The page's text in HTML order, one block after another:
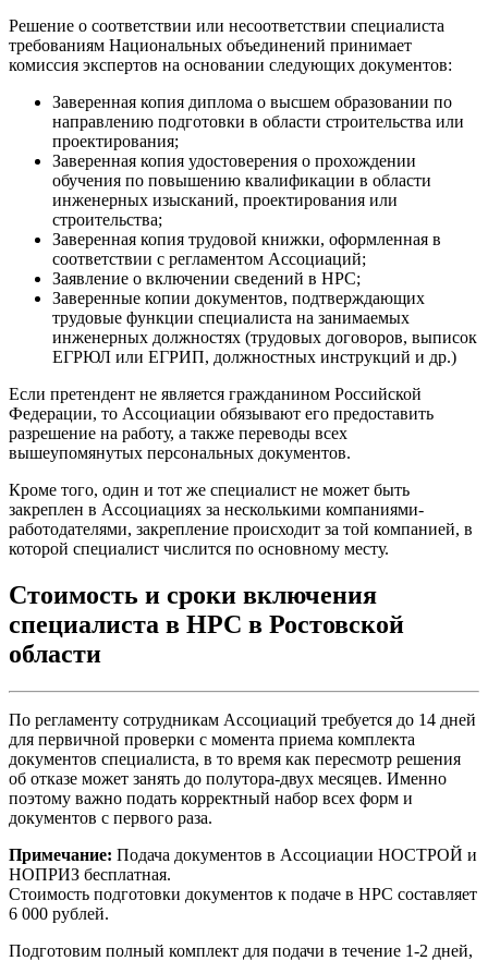
Решение о соответствии или несоответствии специалиста
требованиям Национальных объединений принимает
комиссия экспертов на основании следующих документов:
Заверенная копия диплома о высшем образовании по
направлению подготовки в области строительства или
проектирования;
Заверенная копия удостоверения о прохождении
обучения по повышению квалификации в области
инженерных изысканий, проектирования или
строительства;
Заверенная копия трудовой книжки, оформленная в
соответствии с регламентом Ассоциаций;
Заявление о включении сведений в НРС;
Заверенные копии документов, подтверждающих
трудовые функции специалиста на занимаемых
инженерных должностях (трудовых договоров, выписок
ЕГРЮЛ или ЕГРИП, должностных инструкций и др.)
Если претендент не является гражданином Российской
Федерации, то Ассоциации обязывают его предоставить
разрешение на работу, а также переводы всех
вышеупомянутых персональных документов.
Кроме того, один и тот же специалист не может быть
закреплен в Ассоциациях за несколькими компаниями-
работодателями, закрепление происходит за той компанией, в
которой специалист числится по основному месту.
Стоимость и сроки включения
специалиста в НРС в Ростовской
области
По регламенту сотрудникам Ассоциаций требуется до 14 дней
для первичной проверки с момента приема комплекта
документов специалиста, в то время как пересмотр решения
об отказе может занять до полутора-двух месяцев. Именно
поэтому важно подать корректный набор всех форм и
документов с первого раза.
Примечание: Подача документов в Ассоциации НОСТРОЙ и
НОПРИЗ бесплатная.
Стоимость подготовки документов к подаче в НРС составляет
6 000 рублей.
Подготовим полный комплект для подачи в течение 1-2 дней,